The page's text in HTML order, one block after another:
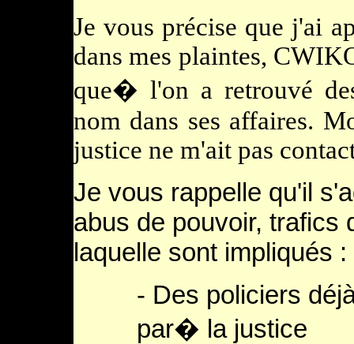
Je vous précise que j'ai
dans mes plaintes,
que� l'on a retrouvé
nom dans ses affaires.
justice ne m'ait pas
Je vous rappelle qu'il
abus de pouvoir, trafics
laquelle sont impliqués :
- Des policiers
par� la justice